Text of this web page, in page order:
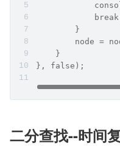
        }
node =
    }
}, false);
二分查找--时间